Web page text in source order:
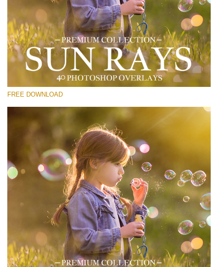
Kérlek, válassz
Free Sun Ray Overlay #15
Small 800*533px
Sun Rays
(40 Overlays)
Light Sparkling
(740 Overlays)
Large 6000*4000px
Entire Collection
(1783 Overlays)
Large 6000*4000px
Ingyenes letöltés
FREE DOWNLOAD